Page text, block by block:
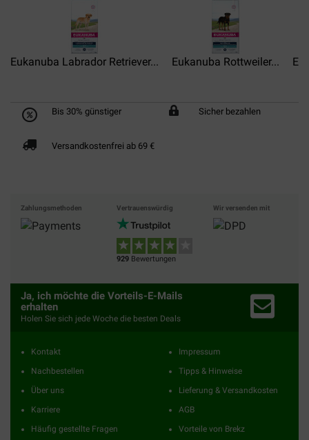
Eukanuba Labrador Retriever... Eukanuba Rottweiler...
Bis 30% günstiger Sicher bezahlen
Versandkostenfrei ab 69 €
Zahlungsmethoden Vertrauenswürdig
929 Bewertungen
Wir versenden mit
Ja, ich möchte die Vorteils-E-Mails
erhalten
Holen Sie sich jede Woche die besten Deals
Kontakt
Nachbestellen
Über uns
Karriere
Häufig gestellte Fragen
Impressum
Tipps & Hinweise
Lieferung & Versandkosten
AGB
Vorteile von Brekz